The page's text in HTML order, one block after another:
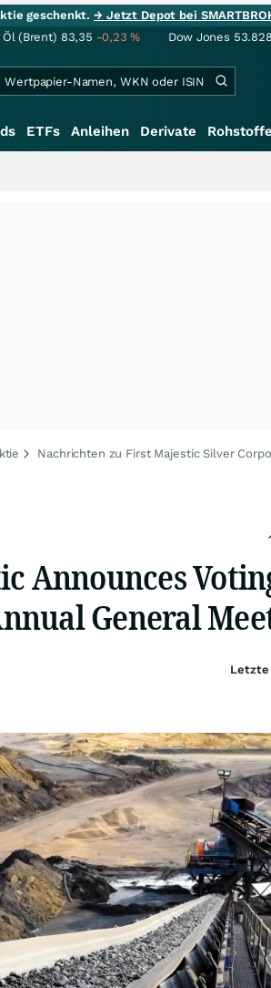
geschenkt.→ Jetzt Depot bei
Öl (Brent) 83,35 -0,23% Dow Jones
ETFs Anleihen Derivate Rohstoffe
Nachrichten zu First Majestic Silver
Announces
General
Letzte